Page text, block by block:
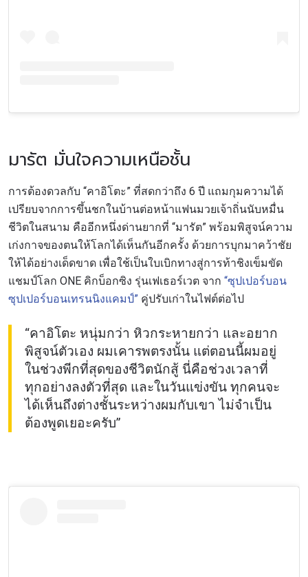
มารัต มั่นใจความเหนือชั้น
การต้องดวลกับ “คาอิโตะ” ที่สดกว่าถึง 6 ปี แถมกุมความได้
เปรียบจากการขึ้นชกในบ้านต่อหน้าแฟนมวยเจ้าถิ่นนับหมื่น
ชีวิตในสนาม คืออีกหนึ่งด่านยากที่ “มารัต” พร้อมพิสูจน์ความ
เก่งกาจของตนให้โลกได้เห็นกันอีกครั้ง ด้วยการบุกมาคว้าชัย
ให้ได้อย่างเด็ดขาด เพื่อใช้เป็นใบเบิกทางสู่การท้าชิงเข็มขัด
แชมป์โลก ONE คิกบ็อกซิง รุ่นเฟเธอร์เวต จาก “ซุปเปอร์บอน
ซุปเปอร์บอนเทรนนิงแคมป์” คู่ปรับเก่าในไฟต์ต่อไป
“คาอิโตะ หนุ่มกว่า หิวกระหายกว่า และอยาก
พิสูจน์ตัวเอง ผมเคารพตรงนั้น แต่ตอนนี้ผมอยู่
ในช่วงพีกที่สุดของชีวิตนักสู้ นี่คือช่วงเวลาที่
ทุกอย่างลงตัวที่สุด และในวันแข่งขัน ทุกคนจะ
ได้เห็นถึงต่างชั้นระหว่างผมกับเขา ไม่จำเป็น
ต้องพูดเยอะครับ”
เพื่อรับข้อมูลอัปเดตล่าสุดก่อนใคร รวมทั้งข้อเสนอ